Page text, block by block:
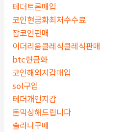
테더트론매입
코인현금화최저수수료
잡코인판매
이더리움클레식클레식판매
btc현금화
코인해외지갑매입
sol구입
테더개인지갑
돈믹싱해드립니다
솔라나구매